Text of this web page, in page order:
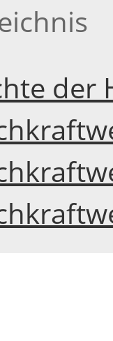
der